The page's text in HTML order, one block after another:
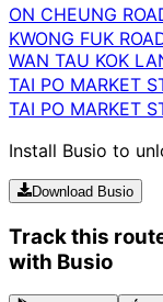
ON CHEUNG
KWONG FUK
WAN TAU KOK
TAI PO MARKET
TAI PO MARKET
Install Busio to
Download Busio
Track this
with Busio